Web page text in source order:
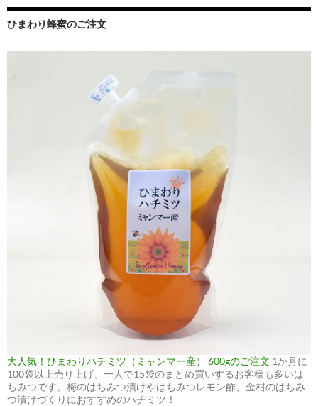
ひまわり蜂蜜のご注文
大人気！ひまわりハチミツ（ミャンマー産） 600gのご注文 1か月に
100袋以上売り上げ、一人で15袋のまとめ買いするお客様も多いは
ちみつです。梅のはちみつ漬けやはちみつレモン酢、金柑のはちみ
つ漬けづくりにおすすめのハチミツ！